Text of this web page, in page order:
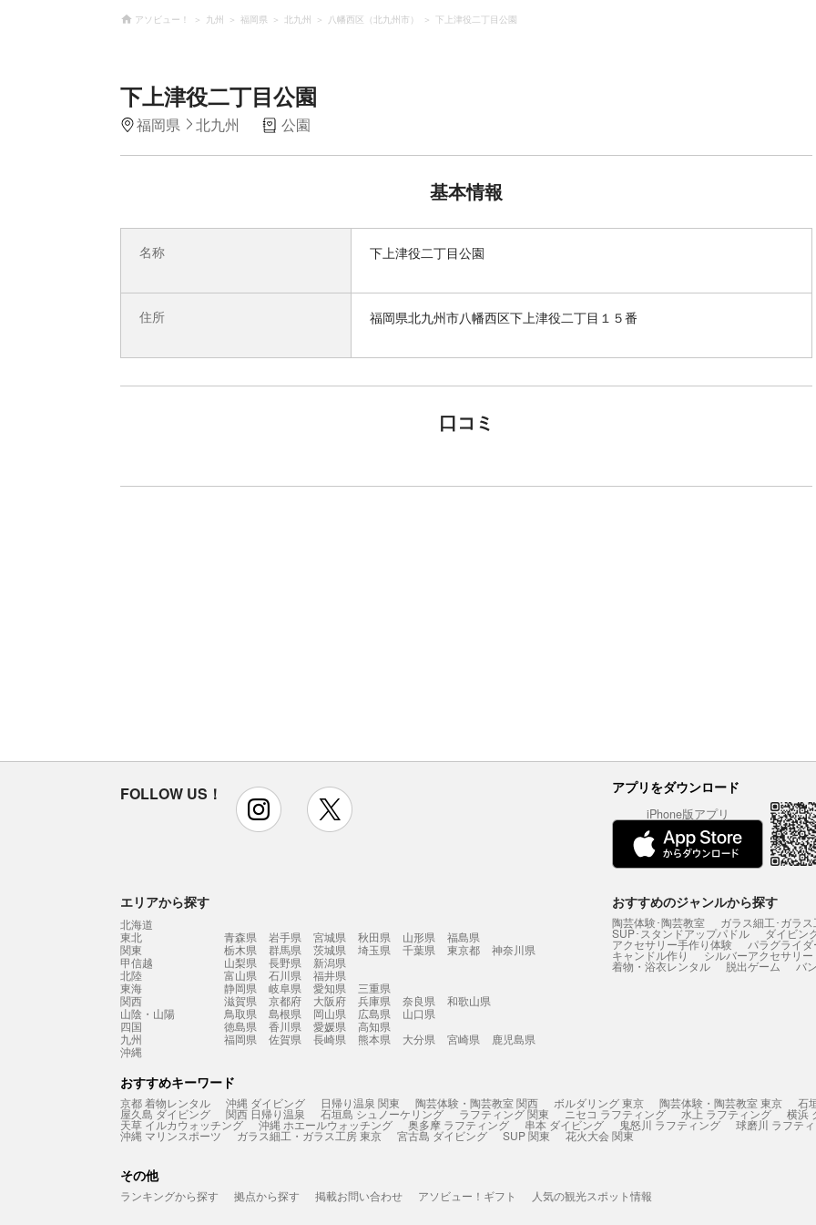
アソビュー！ 九州 福岡県 北九州 八幡西区（北九州市） 下上津役二丁目公園
下上津役二丁目公園
福岡県 北九州 公園
基本情報
名称 下上津役二丁目公園
住所 福岡県北九州市八幡西区下上津役二丁目１５番
口コミ
FOLLOW US！ instagram アプリをダウンロード
iPhone版アプリ
エリアから探す
北海道
東北
青森県 岩手県 宮城県 秋田県 山形県
福島県
関東
栃木県 群馬県 茨城県 埼玉県 千葉県 東京都
神奈川県
甲信越
山梨県 長野県
新潟県
北陸
富山県 石川県
福井県
東海
静岡県 岐阜県 愛知県
三重県
関西
滋賀県 京都府 大阪府 兵庫県 奈良県
和歌山県
山陰・山陽
鳥取県 島根県 岡山県 広島県
山口県
四国
徳島県 香川県 愛媛県
高知県
九州
福岡県 佐賀県 長崎県 熊本県 大分県 宮崎県
鹿児島県
沖縄
おすすめのジャンルから探す
陶芸体験･陶芸教室 ガラス細工･ガラ
SUP･スタンドアップパドル ダイビン
アクセサリー手作り体験 パラグライダ
キャンドル作り シルバーアクセサリ
着物・浴衣レンタル 脱出ゲーム バ
おすすめキーワード
京都 着物レンタル 沖縄 ダイビング 日帰り温泉 関東 陶芸体験・陶芸教室 関西 ボルダリング 東京 陶芸体験・陶芸教室 東京 石
屋久島 ダイビング 関西 日帰り温泉 石垣島 シュノーケリング ラフティング 関東 ニセコ ラフティング 水上 ラフティング 横浜
天草 イルカウォッチング 沖縄 ホエールウォッチング 奥多摩 ラフティング 串本 ダイビング 鬼怒川 ラフティング 球磨川 ラフテ
沖縄 マリンスポーツ ガラス細工・ガラス工房 東京 宮古島 ダイビング SUP 関東 花火大会 関東
その他
ランキングから探す 拠点から探す 掲載お問い合わせ アソビュー！ギフト 人気の観光スポット情報